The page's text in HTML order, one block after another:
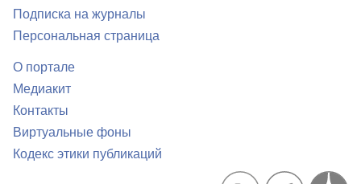
Подписка на журналы
Персональная страница
О портале
Медиакит
Контакты
Виртуальные фоны
Кодекс этики публикаций